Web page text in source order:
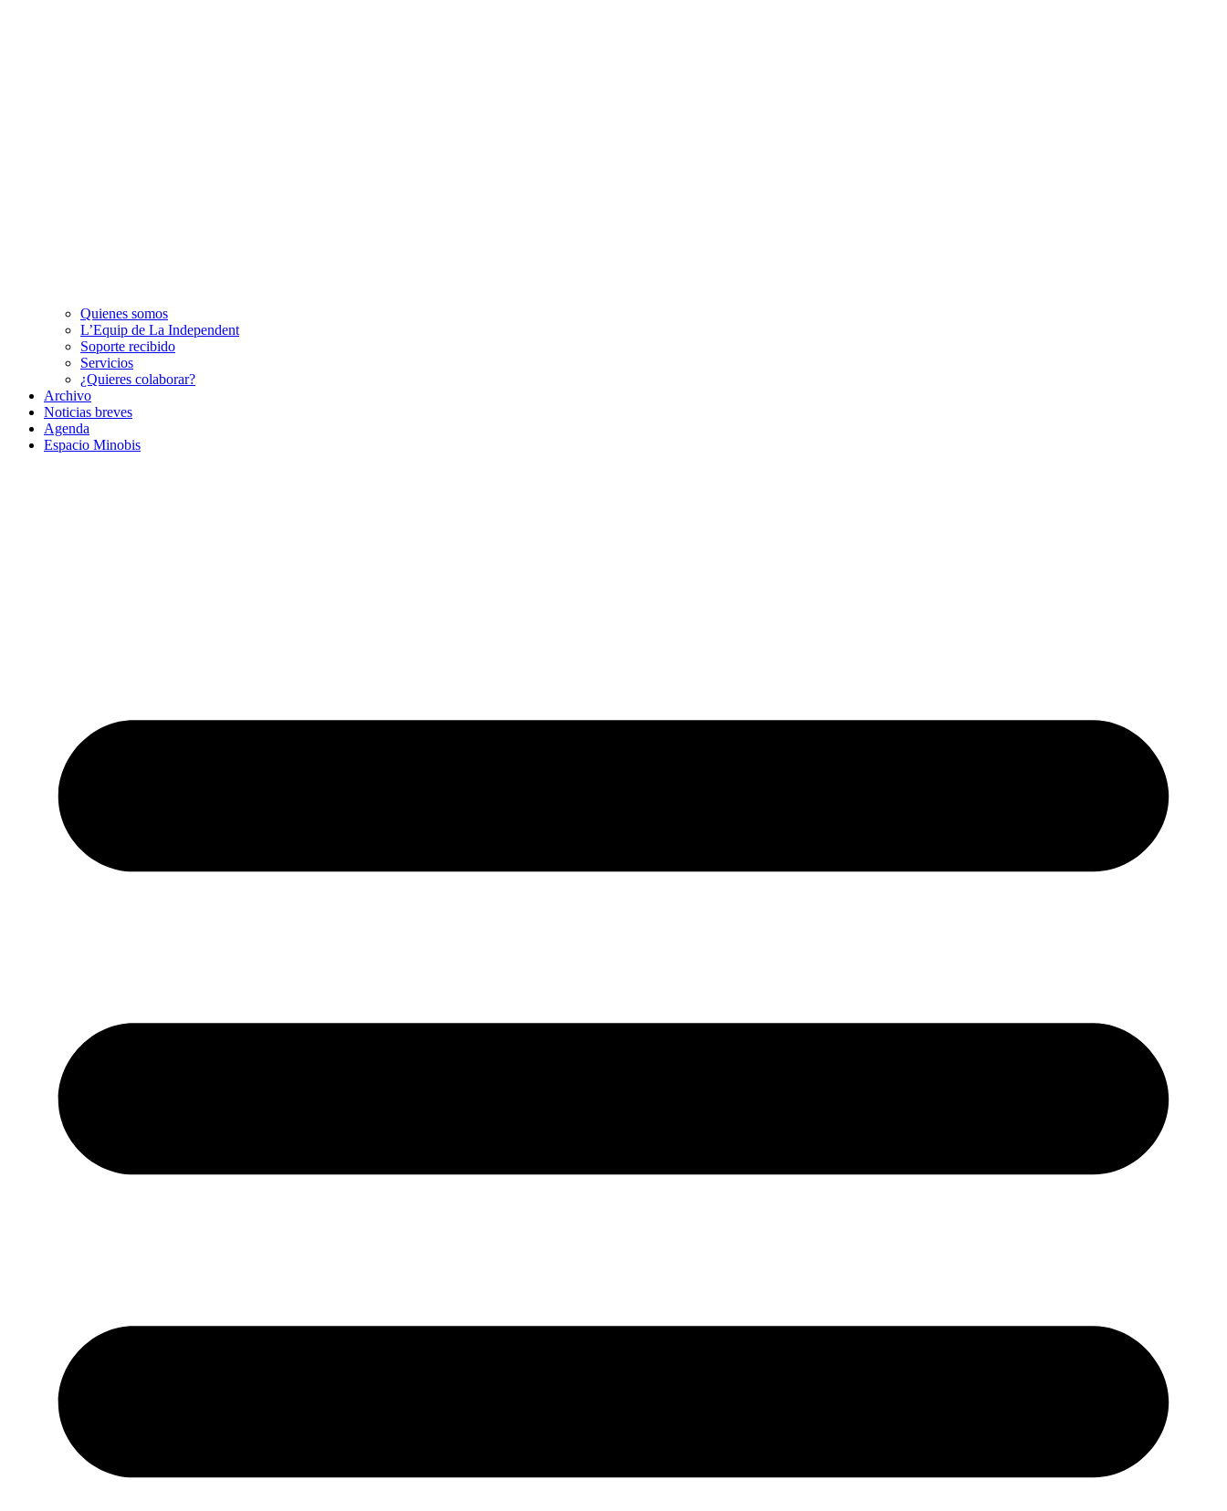
Quienes somos
L’Equip de La Independent
Soporte recibido
Servicios
¿Quieres colaborar?
Archivo
Noticias breves
Agenda
Espacio Minobis